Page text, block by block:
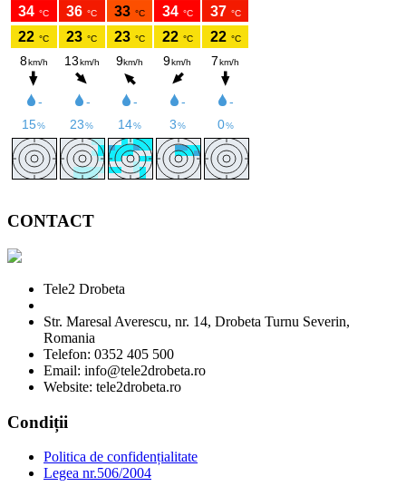
CONTACT
Tele2 Drobeta
Str. Maresal Averescu, nr. 14, Drobeta Turnu Severin,
Romania
Telefon: 0352 405 500
Email: info@tele2drobeta.ro
Website: tele2drobeta.ro
Condiții
Politica de confidențialitate
Legea nr.506/2004